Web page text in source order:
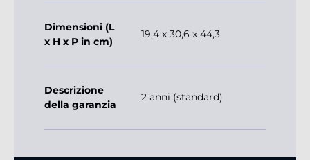
Dimensioni (L
x H x P in cm)
19,4 x 30,6 x 44,3
Descrizione
della garanzia
2 anni (standard)